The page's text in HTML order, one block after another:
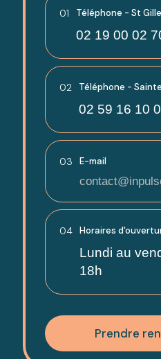
01 Téléphone - St
02 19 00 02
02 Téléphone -
02 59 16 10
03 E-mail
04 Horaires
Lundi au
18h
Prendre